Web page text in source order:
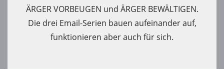
ÄRGER VORBEUGEN und ÄRGER BEWÄLTIGEN.
Die drei Email-Serien bauen aufeinander auf,
funktionieren aber auch für sich.